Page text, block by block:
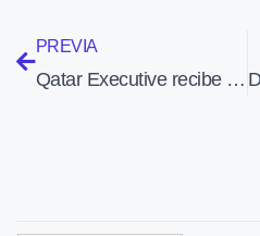
PREVIA
Qatar Executive recibe en Doha los dos primeros Gulfstream G700